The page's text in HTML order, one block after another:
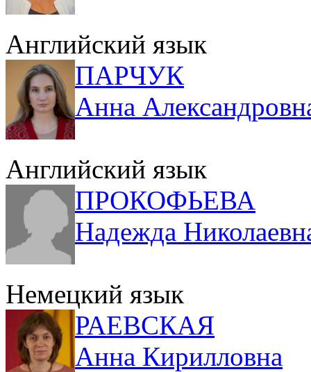
Английский язык
ПАРЧУК
Анна
Английский язык
ПРОКОФЬЕВА
Надежда
Немецкий язык
РАЕВСКАЯ
Анна Кирилловна